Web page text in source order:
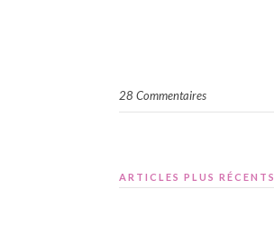
28 Commentaires
ARTICLES PLUS RÉCENTS